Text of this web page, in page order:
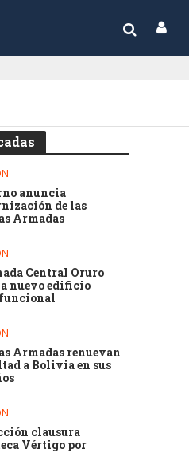
anuncia
de las
Armadas
Central Oruro
nuevo edificio
Armadas renuevan
a Bolivia en sus
clausura
Vértigo por